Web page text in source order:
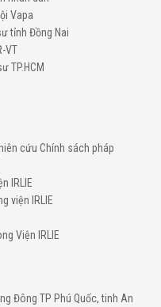
Vapa
tỉnh Đồng Nai
VT
TP.HCM
cứu Chính sách pháp
IRLIE
viện IRLIE
Viện IRLIE
Đông TP Phú Quốc, tinh An